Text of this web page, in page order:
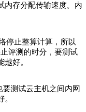
内存分配传输速度。内
停止整算计算，所以
评测的时分，要测试
好。
测试云主机之间内网